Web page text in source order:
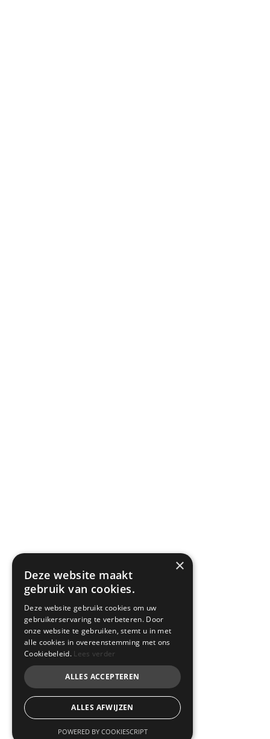
×
Deze website maakt
gebruik van cookies.
Deze website gebruikt cookies om uw
gebruikerservaring te verbeteren. Door
onze website te gebruiken, stemt u in met
alle cookies in overeenstemming met ons
Cookiebeleid. Lees verder
ALLES ACCEPTEREN
ALLES AFWIJZEN
POWERED BY COOKIESCRIPT